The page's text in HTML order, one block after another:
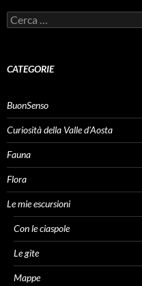
Ricerca
per:
CATEGORIE
BuonSenso
Curiosità della Valle d'Aosta
Fauna
Flora
Le mie escursioni
Con le ciaspole
Le gite
Mappe